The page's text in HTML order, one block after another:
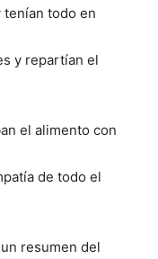
todo en
y repartían el
el alimento con
de todo el
resumen del